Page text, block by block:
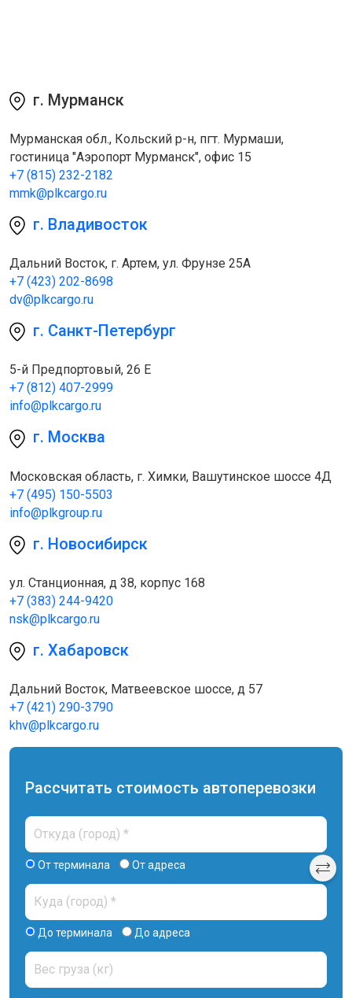
г. Мурманск
Мурманская обл., Кольский р-н, пгт. Мурмаши,
гостиница "Аэропорт Мурманск", офис 15
+7 (815) 232-2182
mmk@plkcargo.ru
г. Владивосток
Дальний Восток, г. Артем, ул. Фрунзе 25А
+7 (423) 202-8698
dv@plkcargo.ru
г. Санкт-Петербург
5-й Предпортовый, 26 Е
+7 (812) 407-2999
info@plkcargo.ru
г. Москва
Московская область, г. Химки, Вашутинское шоссе 4Д
+7 (495) 150-5503
info@plkgroup.ru
г. Новосибирск
ул. Станционная, д 38, корпус 168
+7 (383) 244-9420
nsk@plkcargo.ru
г. Хабаровск
Дальний Восток, Матвеевское шоссе, д 57
+7 (421) 290-3790
khv@plkcargo.ru
Рассчитать стоимость автоперевозки
От терминала От адреса
До терминала До адреса